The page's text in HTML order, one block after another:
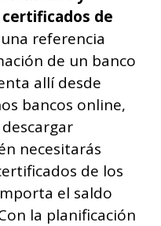
de
referencia
de un banco
allí desde
bancos online,
necesitarás
de los
el saldo
la planificación